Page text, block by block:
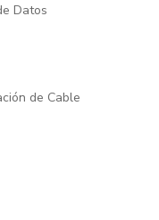
Datos
de Cable